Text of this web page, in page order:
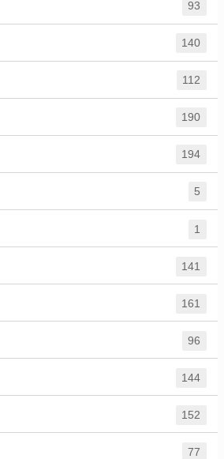
93
140
112
190
194
5
1
141
161
96
144
152
77